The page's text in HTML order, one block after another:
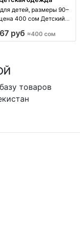
детей, размеры 90–
400 сом Детский
руб ≈400 сом
товаров